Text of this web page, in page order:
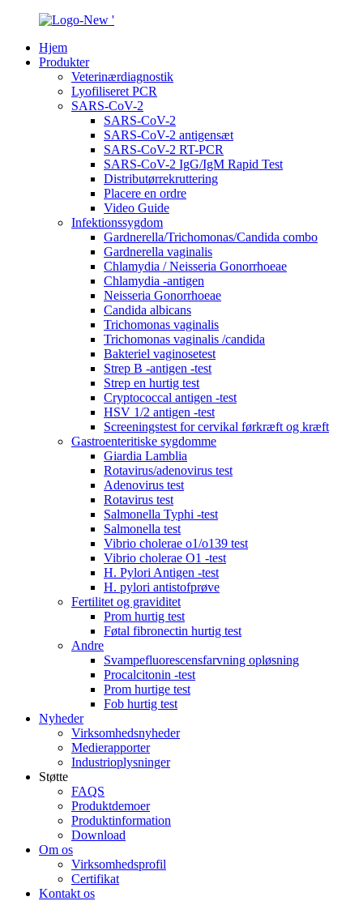
Hjem
Produkter
Veterinærdiagnostik
Lyofiliseret PCR
SARS-CoV-2
SARS-CoV-2
SARS-CoV-2 antigensæt
SARS-CoV-2 RT-PCR
SARS-CoV-2 IgG/IgM Rapid Test
Distributørrekruttering
Placere en ordre
Video Guide
Infektionssygdom
Gardnerella/Trichomonas/Candida combo
Gardnerella vaginalis
Chlamydia / Neisseria Gonorrhoeae
Chlamydia -antigen
Neisseria Gonorrhoeae
Candida albicans
Trichomonas vaginalis
Trichomonas vaginalis /candida
Bakteriel vaginosetest
Strep B -antigen -test
Strep en hurtig test
Cryptococcal antigen -test
HSV 1/2 antigen -test
Screeningstest for cervikal førkræft og kræft
Gastroenteritiske sygdomme
Giardia Lamblia
Rotavirus/adenovirus test
Adenovirus test
Rotavirus test
Salmonella Typhi -test
Salmonella test
Vibrio cholerae o1/o139 test
Vibrio cholerae O1 -test
H. Pylori Antigen -test
H. pylori antistofprøve
Fertilitet og graviditet
Prom hurtig test
Føtal fibronectin hurtig test
Andre
Svampefluorescensfarvning opløsning
Procalcitonin -test
Prom hurtige test
Fob hurtig test
Nyheder
Virksomhedsnyheder
Medierapporter
Industrioplysninger
Støtte
FAQS
Produktdemoer
Produktinformation
Download
Om os
Virksomhedsprofil
Certifikat
Kontakt os